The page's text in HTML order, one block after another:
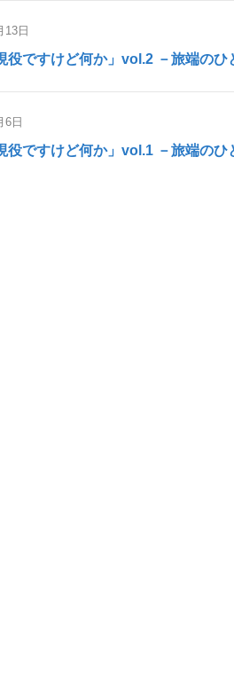
13日
役ですけど何か」vol.2 －旅端のひ
6日
役ですけど何か」vol.1 －旅端のひ